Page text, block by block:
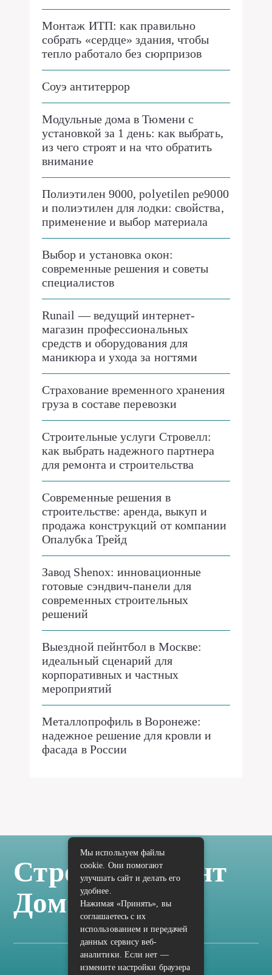
Монтаж ИТП: как правильно
собрать «сердце» здания, чтобы
тепло работало без сюрпризов
Соуэ антитеррор
Модульные дома в Тюмени с
установкой за 1 день: как выбрать,
из чего строят и на что обратить
внимание
Полиэтилен 9000, polyetilen pe9000
и полиэтилен для лодки: свойства,
применение и выбор материала
Выбор и установка окон:
современные решения и советы
специалистов
Runail — ведущий интернет-
магазин профессиональных
средств и оборудования для
маникюра и ухода за ногтями
Страхование временного хранения
груза в составе перевозки
Строительные услуги Стровелл:
как выбрать надежного партнера
для ремонта и строительства
Современные решения в
строительстве: аренда, выкуп и
продажа конструкций от компании
Опалубка Трейд
Завод Shenox: инновационные
готовые сэндвич-панели для
современных строительных
решений
Выездной пейнтбол в Москве:
идеальный сценарий для
корпоративных и частных
мероприятий
Металлопрофиль в Воронеже:
надежное решение для кровли и
фасада в России
Стройка Ремонт
Дом Отделка
Карта сайта
Мы используем файлы
cookie. Они помогают
улучшать сайт и делать его
удобнее.
Нажимая «Принять», вы
соглашаетесь с их
использованием и передачей
данных сервису веб-
аналитики. Если нет —
измените настройки браузера